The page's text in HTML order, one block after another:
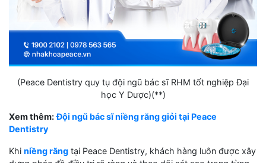
(Peace Dentistry quy tụ đội ngũ bác sĩ RHM tốt nghiệp Đại
học Y Dược)(**)
Xem thêm: Đội ngũ bác sĩ niềng răng giỏi tại Peace
Dentistry
Khi niềng răng tại Peace Dentistry, khách hàng luôn được xây